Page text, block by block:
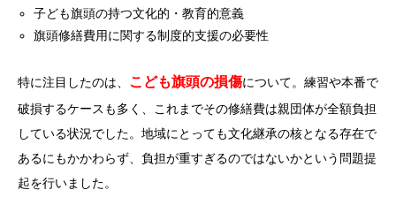
子ども旗頭の持つ文化的・教育的意義
旗頭修繕費用に関する制度的支援の必要性
特に注目したのは、 こども旗頭の損傷について。練習や本番で
破損するケースも多く、これまでその修繕費は親団体が全額負担
している状況でした。地域にとっても文化継承の核となる存在で
あるにもかかわらず、負担が重すぎるのではないかという問題提
起を行いました。